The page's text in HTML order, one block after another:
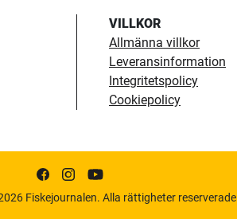
VILLKOR
Allmänna villkor
Leveransinformation
Integritetspolicy
Cookiepolicy
Fiskejournalen. Alla rättigheter reserverade